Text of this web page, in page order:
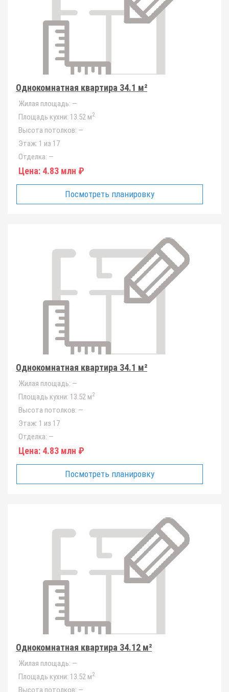
Однокомнатная квартира 34.1 м²
Жилая площадь: —
Площадь кухни: 13.52 м2
Высота потолков: —
Этаж: 1 из 17
Отделка: —
Цена: 4.83 млн ₽
Посмотреть планировку
Однокомнатная квартира 34.1 м²
Жилая площадь: —
Площадь кухни: 13.52 м2
Высота потолков: —
Этаж: 1 из 17
Отделка: —
Цена: 4.83 млн ₽
Посмотреть планировку
Однокомнатная квартира 34.12 м²
Жилая площадь: —
Площадь кухни: 13.52 м2
Высота потолков: —